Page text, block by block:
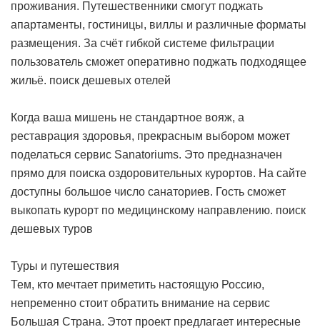
проживания. Путешественники смогут поджать
апартаменты, гостиницы, виллы и различные форматы
размещения. За счёт гибкой системе фильтрации
пользователь сможет оперативно поджать подходящее
жильё. поиск дешевых отелей
Когда ваша мишень не стандартное вояж, а
реставрация здоровья, прекрасным выбором может
поделаться сервис Sanatoriums. Это предназначен
прямо для поиска оздоровительных курортов. На сайте
доступны большое число санаториев. Гость сможет
выкопать курорт по медицинскому направлению. поиск
дешевых туров
Туры и путешествия
Тем, кто мечтает приметить настоящую Россию,
непременно стоит обратить внимание на сервис
Большая Страна. Этот проект предлагает интересные